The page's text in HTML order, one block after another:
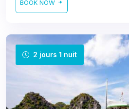
BOOK NOW
2 jours 1 nuit